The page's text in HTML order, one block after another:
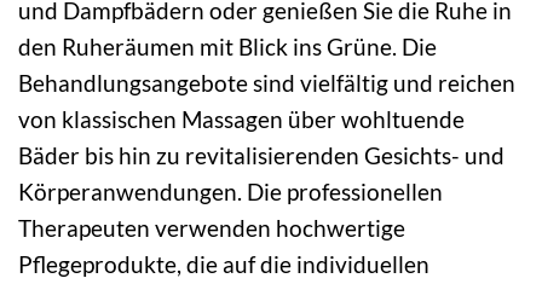
und Dampfbädern oder genießen Sie die Ruhe in
den Ruheräumen mit Blick ins Grüne. Die
Behandlungsangebote sind vielfältig und reichen
von klassischen Massagen über wohltuende
Bäder bis hin zu revitalisierenden Gesichts- und
Körperanwendungen. Die professionellen
Therapeuten verwenden hochwertige
Pflegeprodukte, die auf die individuellen